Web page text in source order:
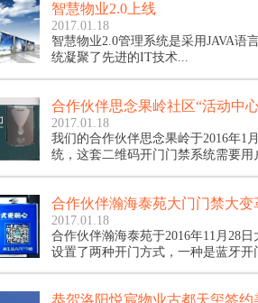
智慧物业2.0上线
2017.01.18
智慧物业2.0管理系统是采用JAVA语
统凝聚了先进的IT技术...
合作伙伴思念果岭社区“活动中
2017.01.18
我们的合作伙伴思念果岭于2016年1
统，这套二维码开门门禁系统需要
合作伙伴瀚海泰苑大门门禁大变
2017.01.18
合作伙伴瀚海泰苑于2016年11月28
设置了两种开门方式，一种是蓝牙开